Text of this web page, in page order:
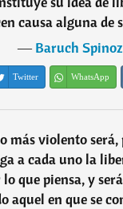
causa alguna de
―Baruch
Twitter WhatsApp
más violento será,
a cada uno la
que piensa, y
aquel en que se